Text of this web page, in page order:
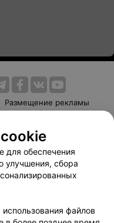
Размещение рекламы
Способы оплаты
103.by
данных
для обеспечения
улучшения, сбора
файлов